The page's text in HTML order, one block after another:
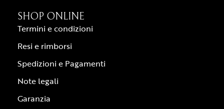
SHOP ONLINE
Termini e condizioni
Resi e rimborsi
Spedizioni e Pagamenti
Note legali
Garanzia